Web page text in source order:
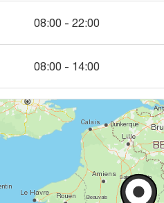
08:00 - 22:00
08:00 - 14:00